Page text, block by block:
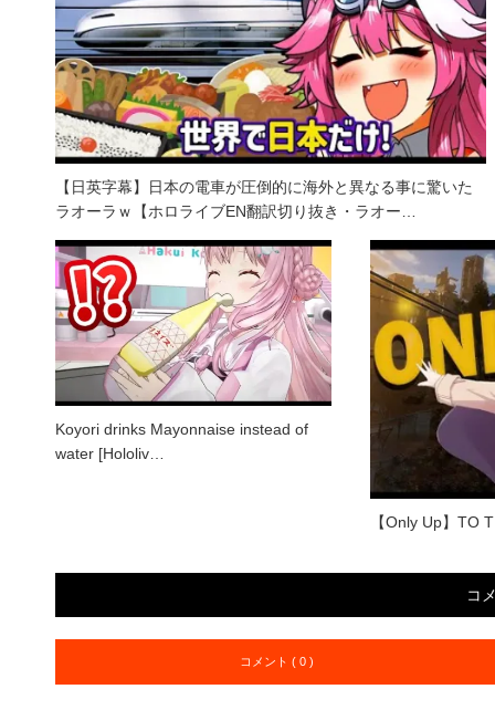
【日英字幕】日本の電車が圧倒的に海外と異なる事に驚いた
ラオーラｗ【ホロライブEN翻訳切り抜き・ラオー…
Koyori drinks Mayonnaise instead of
water [Hololiv…
【Only Up】TO
コ
コメント ( 0 )